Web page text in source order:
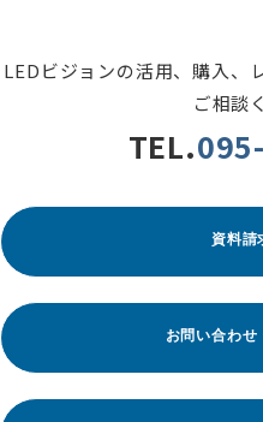
LEDビジョンの活用、購入、
ご相談
TEL.
資料請
お問い合わせ